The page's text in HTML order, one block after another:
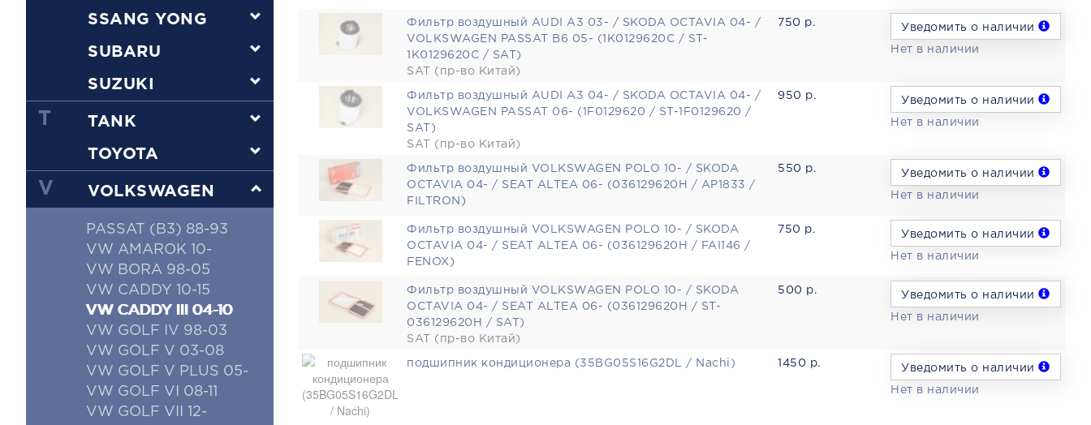
SSANG YONG
SUBARU
SUZUKI
T TANK
TOYOTA
V VOLKSWAGEN
PASSAT (B3) 88-93
VW AMAROK 10-
VW BORA 98-05
VW CADDY 10-15
VW CADDY III 04-10
VW GOLF IV 98-03
VW GOLF V 03-08
VW GOLF V PLUS 05-
VW GOLF VI 08-11
VW GOLF VII 12-
Фильтр воздушный AUDI A3 03- / SKODA OCTAVIA 04- /
VOLKSWAGEN PASSAT B6 05- (1K0129620C / ST-
1K0129620C / SAT)
SAT (пр-во Китай)
750 р. Уведомить о наличии
Нет в наличии
Фильтр воздушный AUDI A3 04- / SKODA OCTAVIA 04- /
VOLKSWAGEN PASSAT 06- (1F0129620 / ST-1F0129620 /
SAT)
SAT (пр-во Китай)
950 р. Уведомить о наличии
Нет в наличии
Фильтр воздушный VOLKSWAGEN POLO 10- / SKODA
OCTAVIA 04- / SEAT ALTEA 06- (036129620H / AP1833 /
FILTRON)
550 р. Уведомить о наличии
Нет в наличии
Фильтр воздушный VOLKSWAGEN POLO 10- / SKODA
OCTAVIA 04- / SEAT ALTEA 06- (036129620H / FAI146 /
FENOX)
750 р. Уведомить о наличии
Нет в наличии
Фильтр воздушный VOLKSWAGEN POLO 10- / SKODA
OCTAVIA 04- / SEAT ALTEA 06- (036129620H / ST-
036129620H / SAT)
SAT (пр-во Китай)
500 р. Уведомить о наличии
Нет в наличии
подшипник кондиционера (35BG05S16G2DL / Nachi) 1450 р. Уведомить о наличии
Нет в наличии